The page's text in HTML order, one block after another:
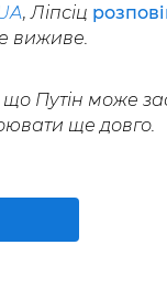
, Ліпсіц
виживе.
що Путін може
ще довго.